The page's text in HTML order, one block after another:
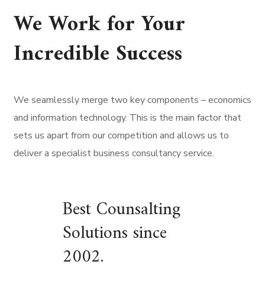
We Work for Your
Incredible Success
We seamlessly merge two key components – economics
and information technology. This is the main factor that
sets us apart from our competition and allows us to
deliver a specialist business consultancy service.
Best Counsalting
Solutions since
2002.